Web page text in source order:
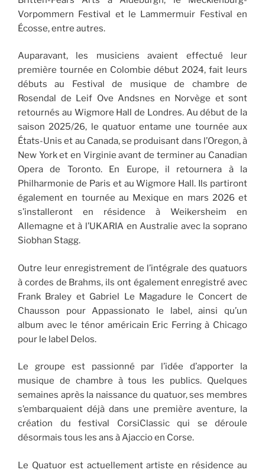
Vorpommern Festival et le Lammermuir Festival en
Écosse, entre autres.
Auparavant, les musiciens avaient effectué leur
première tournée en Colombie début 2024, fait leurs
débuts au Festival de musique de chambre de
Rosendal de Leif Ove Andsnes en Norvège et sont
retournés au Wigmore Hall de Londres. Au début de la
saison 2025/26, le quatuor entame une tournée aux
États-Unis et au Canada, se produisant dans l’Oregon, à
New York et en Virginie avant de terminer au Canadian
Opera de Toronto. En Europe, il retournera à la
Philharmonie de Paris et au Wigmore Hall. Ils partiront
également en tournée au Mexique en mars 2026 et
s’installeront en résidence à Weikersheim en
Allemagne et à l’UKARIA en Australie avec la soprano
Siobhan Stagg.
Outre leur enregistrement de l’intégrale des quatuors
à cordes de Brahms, ils ont également enregistré avec
Frank Braley et Gabriel Le Magadure le Concert de
Chausson pour Appassionato le label, ainsi qu’un
album avec le ténor américain Eric Ferring à Chicago
pour le label Delos.
Le groupe est passionné par l’idée d’apporter la
musique de chambre à tous les publics. Quelques
semaines après la naissance du quatuor, ses membres
s’embarquaient déjà dans une première aventure, la
création du festival CorsiClassic qui se déroule
désormais tous les ans à Ajaccio en Corse.
Le Quatuor est actuellement artiste en résidence au